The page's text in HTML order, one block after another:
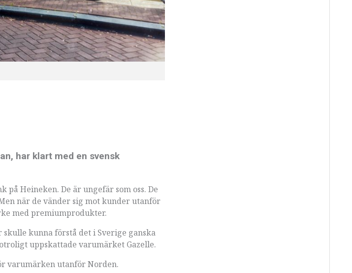
har klart med en svensk
Heineken. De är ungefär som oss. De
när de vänder sig mot kunder utanför
med premiumprodukter.
kunna förstå det i Sverige ganska
uppskattade varumärket Gazelle.
varumärken utanför Norden.